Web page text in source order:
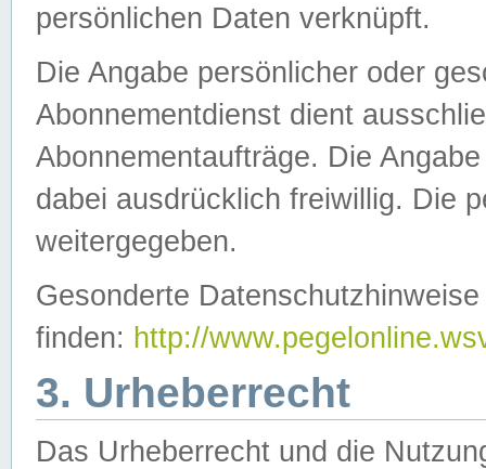
persönlichen Daten verknüpft.
Die Angabe persönlicher oder
Abonnementdienst dient
Abonnementaufträge. Die
dabei ausdrücklich freiwillig. Die
weitergegeben.
Gesonderte
finden: http://
3. Urheberrecht
Das Urheberrecht und die